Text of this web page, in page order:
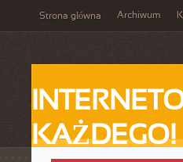
Strona główna Archiwum
KAŻDEGO!